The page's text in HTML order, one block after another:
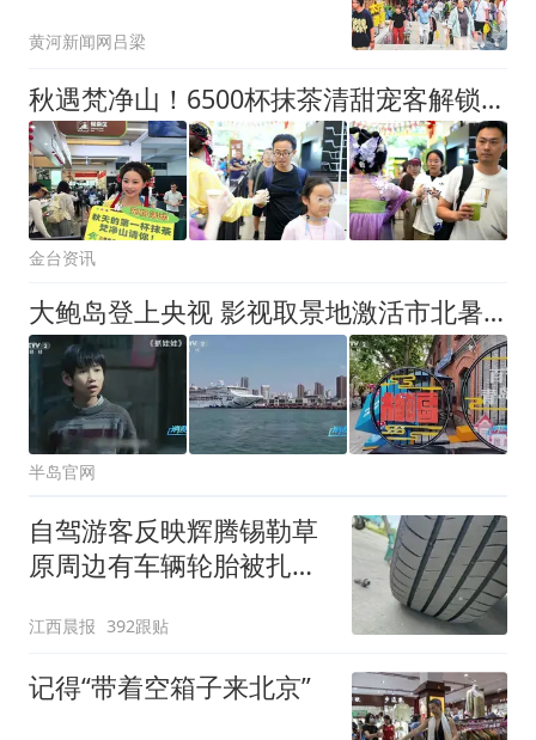
黄河新闻网吕梁
秋遇梵净山！6500杯抹茶清甜宠客解锁秋日最暖仪式感
金台资讯
大鲍岛登上央视 影视取景地激活市北暑期文旅新热潮
半岛官网
自驾游客反映辉腾锡勒草
原周边有车辆轮胎被扎，
元，官方发布情况通报
江西晨报 392跟贴
记得“带着空箱子来北京”